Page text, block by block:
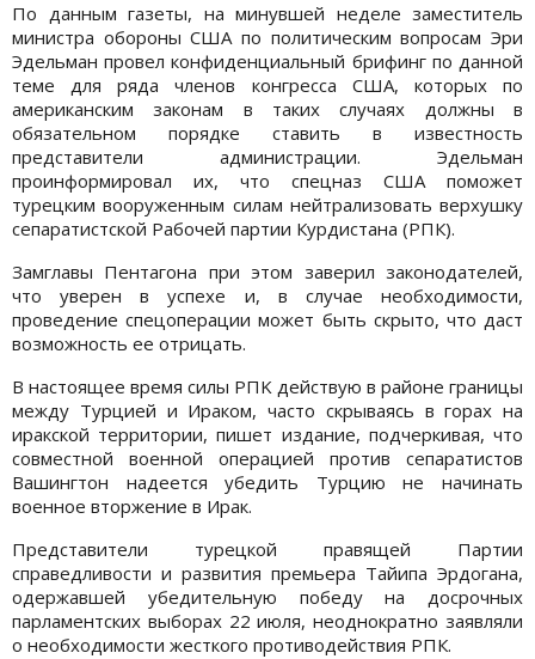
По данным газеты, на минувшей неделе заместитель
министра обороны США по политическим вопросам Эри
Эдельман провел конфиденциальный брифинг по данной
теме для ряда членов конгресса США, которых по
американским законам в таких случаях должны в
обязательном порядке ставить в известность
представители администрации. Эдельман
проинформировал их, что спецназ США поможет
турецким вооруженным силам нейтрализовать верхушку
сепаратистской Рабочей партии Курдистана (РПК).
Замглавы Пентагона при этом заверил законодателей,
что уверен в успехе и, в случае необходимости,
проведение спецоперации может быть скрыто, что даст
возможность ее отрицать.
В настоящее время силы PПK действую в районе границы
между Турцией и Ираком, часто скрываясь в горах на
иракской территории, пишет издание, подчеркивая, что
совместной военной операцией против сепаратистов
Вашингтон надеется убедить Турцию не начинать
военное вторжение в Ирак.
Представители турецкой правящей Партии
справедливости и развития премьера Тайипа Эрдогана,
одержавшей убедительную победу на досрочных
парламентских выборах 22 июля, неоднократно заявляли
о необходимости жесткого противодействия РПК.